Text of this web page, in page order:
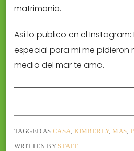
matrimonio.
Así lo publico en el
especial para mi me pidieron
medio del mar te amo.
TAGGED AS CASA,KIMBERLY,MAS,
WRITTEN BY STAFF